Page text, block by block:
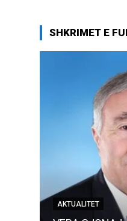
SHKRIMET E
AKTUALITET